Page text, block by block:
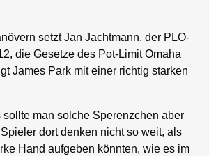
setzt Jan Jachtmann, der PLO-
die Gesetze des Pot-Limit Omaha
James Park mit einer richtig starken
man solche Sperenzchen aber
dort denken nicht so weit, als
Hand aufgeben könnten, wie es im